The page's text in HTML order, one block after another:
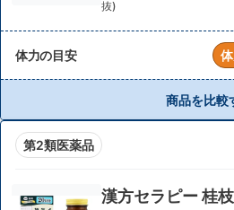
抜)
体力の目安
商品を比較
第2類医薬品
漢方セラピー 桂